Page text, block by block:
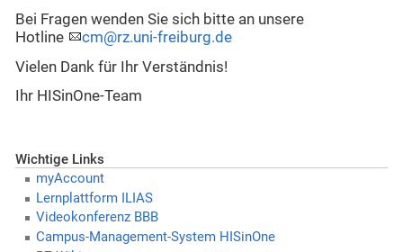
Bei Fragen wenden Sie sich bitte an unsere
Hotline
cm@rz.uni-freiburg.de
Vielen Dank für Ihr Verständnis!
Ihr HISinOne-Team
Wichtige Links
myAccount
Lernplattform ILIAS
Videokonferenz BBB
Campus-Management-System HISinOne